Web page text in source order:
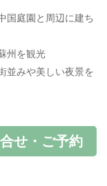
国庭園と周辺に建ち
州を観光
並みや美しい夜景を
せ・ご予約